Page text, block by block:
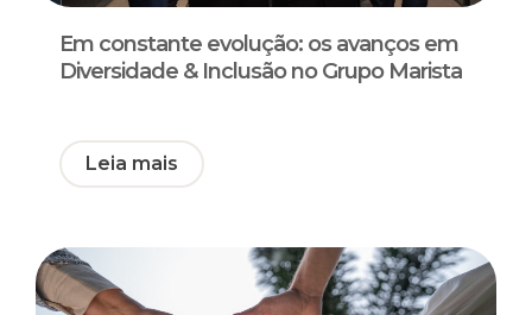
Em constante evolução: os avanços em
Diversidade & Inclusão no Grupo Marista
Leia mais